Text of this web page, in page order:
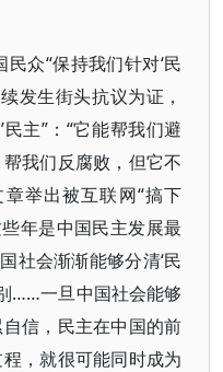
众“保持我们针对‘民
发生街头抗议为证，
主”：“它能帮我们避
我们反腐败，但它不
举出被互联网“搞下
年是中国民主发展最
社会渐渐能够分清‘民
……一旦中国社会能够
信，民主在中国的前
，就很可能同时成为